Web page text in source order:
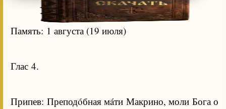
Память: 1 августа (19 июля)
Глас 4.
Припев: Преподóбная мáти Макрино, моли Бога о